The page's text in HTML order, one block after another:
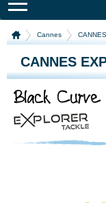
Cannes
CANNES
Black